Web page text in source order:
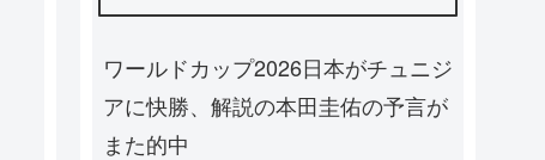
ワールドカップ2026日本がチュニジ
アに快勝、解説の本田圭佑の予言が
また的中